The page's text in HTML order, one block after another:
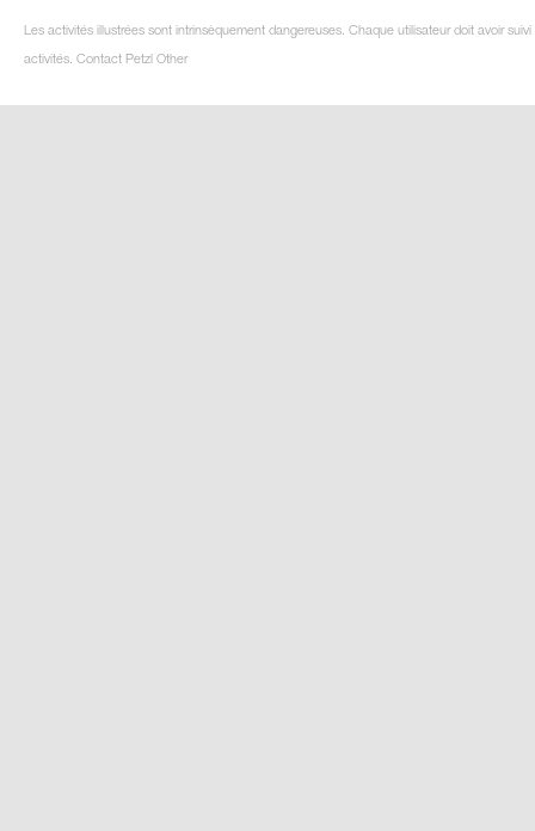
Les activités illustrées sont intrinsèquement dangereuses. Chaque utilisateur doit avoir
activités. Contact Petzl Other